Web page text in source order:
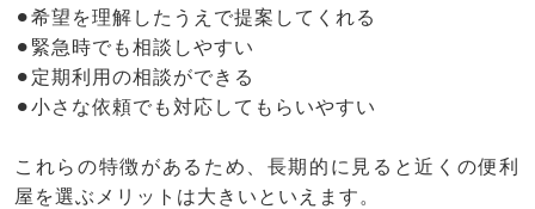
⚫︎希望を理解したうえで提案してくれる
⚫︎緊急時でも相談しやすい
⚫︎定期利用の相談ができる
⚫︎小さな依頼でも対応してもらいやすい
これらの特徴があるため、長期的に見ると近くの便利
屋を選ぶメリットは大きいといえます。